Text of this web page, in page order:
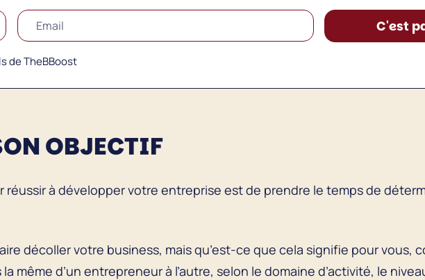
C'est
de TheBBoost
OBJECTIF
réussir à développer votre entreprise est de prendre le temps de
décoller votre business, mais qu’est-ce que cela signifie pour vous,
même d’un entrepreneur à l’autre, selon le domaine d’activité, le